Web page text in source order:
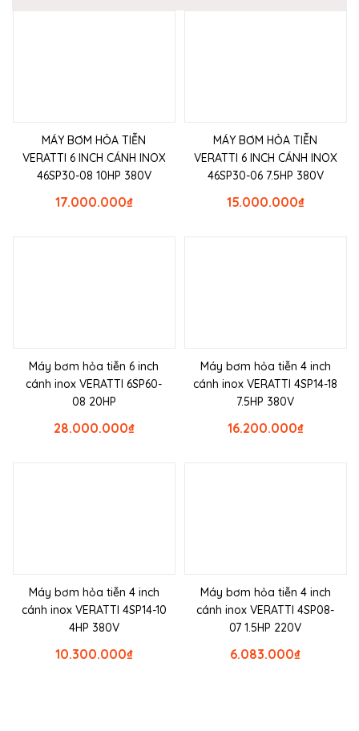
MÁY BƠM HỎA TIỄN
VERATTI 6 INCH CÁNH INOX
46SP30-08 10HP 380V
₫
17.000.000
MÁY BƠM HỎA TIỄN
VERATTI 6 INCH CÁNH INOX
46SP30-06 7.5HP 380V
₫
15.000.000
Máy bơm hỏa tiễn 6 inch
cánh inox VERATTI 6SP60-
08 20HP
₫
28.000.000
Máy bơm hỏa tiễn 4 inch
cánh inox VERATTI 4SP14-18
7.5HP 380V
₫
16.200.000
Máy bơm hỏa tiễn 4 inch
cánh inox VERATTI 4SP14-10
4HP 380V
₫
10.300.000
Máy bơm hỏa tiễn 4 inch
cánh inox VERATTI 4SP08-
07 1.5HP 220V
₫
6.083.000